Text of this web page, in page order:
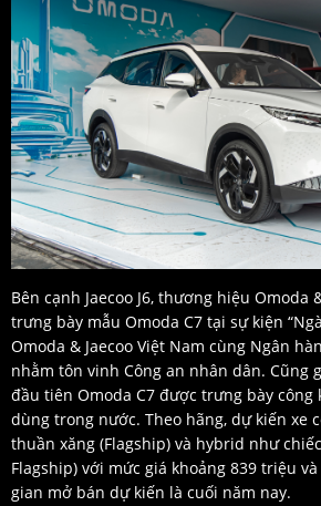
Bên cạnh Jaecoo J6, thương hiệu Omoda
trưng bày mẫu Omoda C7 tại sự kiện
Omoda & Jaecoo Việt Nam cùng Ngân
nhằm tôn vinh Công an nhân dân. Cũng
đầu tiên Omoda C7 được trưng bày
dùng trong nước. Theo hãng, dự kiến xe
thuần xăng (Flagship) và hybrid như
Flagship) với mức giá khoảng 839 triệu
gian mở bán dự kiến là cuối năm nay.